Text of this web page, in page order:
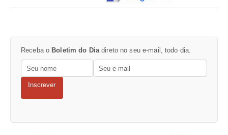
Receba o Boletim do Dia direto no seu e-mail, todo dia.
Inscrever